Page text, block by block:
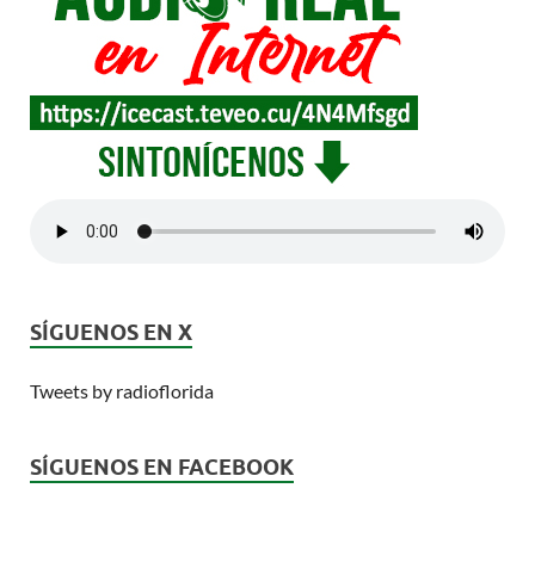
SÍGUENOS EN X
Tweets by radioflorida
SÍGUENOS EN FACEBOOK